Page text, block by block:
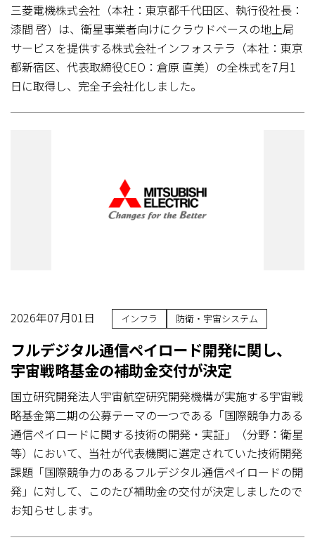
三菱電機株式会社（本社：東京都千代田区、執行役社長：
漆間 啓）は、衛星事業者向けにクラウドベースの地上局
サービスを提供する株式会社インフォステラ（本社：東京
都新宿区、代表取締役CEO：倉原 直美）の全株式を7月1
日に取得し、完全子会社化しました。
2026年07月01日 インフラ 防衛・宇宙システム
フルデジタル通信ペイロード開発に関し、
宇宙戦略基金の補助金交付が決定
国立研究開発法人宇宙航空研究開発機構が実施する宇宙戦
略基金第二期の公募テーマの一つである「国際競争力ある
通信ペイロードに関する技術の開発・実証」（分野：衛星
等）において、当社が代表機関に選定されていた技術開発
課題「国際競争力のあるフルデジタル通信ペイロードの開
発」に対して、このたび補助金の交付が決定しましたので
お知らせします。